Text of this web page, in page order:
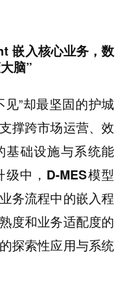
嵌入核心业务，数
脑”
”却最坚固的护城
撑跨市场运营、效
基础设施与系统能
中， D-MES模型
务流程中的嵌入程
度和业务适配度的
探索性应用与系统